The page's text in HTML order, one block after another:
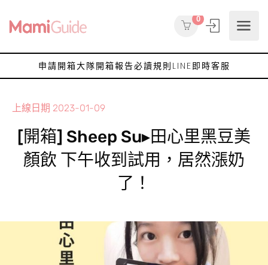
0
申請開箱大隊開箱報告必讀規則 LINE即時客服
上線日期 2023-01-09
[開箱] Sheep Su▸田心里黑豆美
顏飲 下午收到試用，居然漲奶
了！